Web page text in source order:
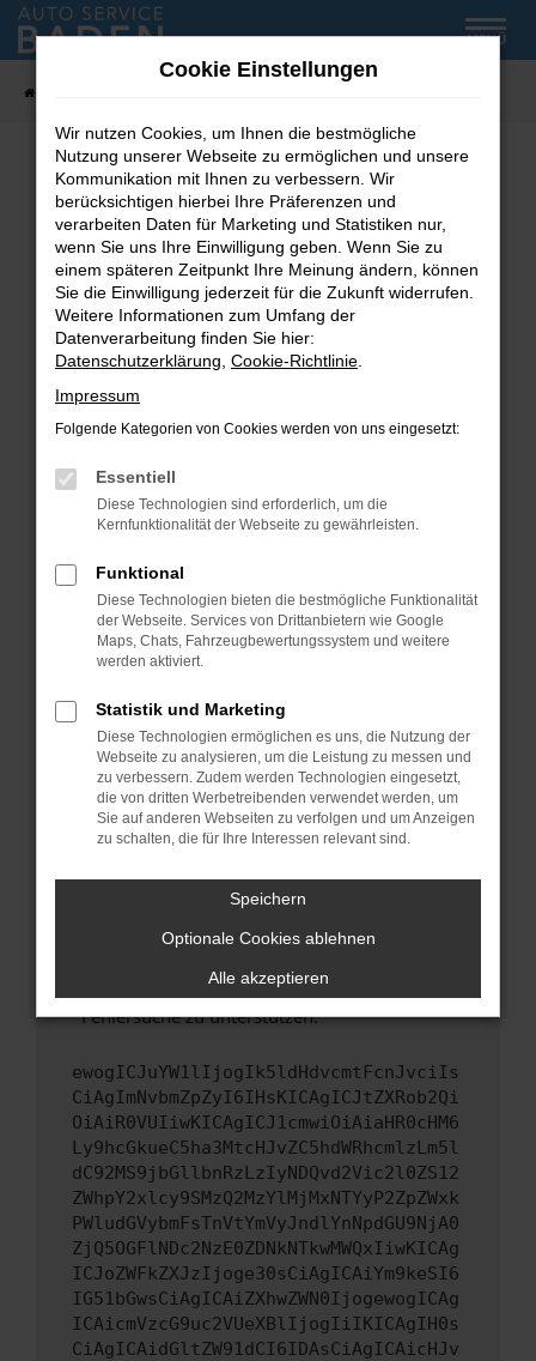
Zum
Hauptinhalt
MENÜ
Fehler: Network Error
Beim Laden ist ein Fehler aufgetreten.
Hier sind ein paar Tipps, die dir helfen können:
Überprüfe deine Firewall und deine
Internetverbindung.
Laden andere Webseiten, zum Beispiel deine
Suchmaschine?
Prüfe deine Browsererweiterungen.
können das Laden bestimmter Seiten
verhindern. Funktioniert die Seite in einem
Fenster?
Starte dein Gerät neu.
Das kann manchmal helfen, vorübergehende
Probleme zu beheben.
Betriebssystem auf dem neuesten Stand
sind.
Veraltete Software birgt nicht nur ein
Sicherheitsrisiko, sondern kann auch dazu
führen, dass bestimmte Funktionen nicht mehr
unterstützt werden.
Wende dich an den Webseitenbetreiber.
Wenn du alle oben genannten Schritte versucht
hast, kontaktiere uns bitte. Wir werden
uns diesen Text schicken, um uns bei der
Fehlersuche zu unterstützen:
ewogICJuYW1lIjogIk5ldHdvcmtFcnJvciIs
CiAgImNvbmZpZyI6IHsKICAgICJtZXRob2Qi
OiAiR0VUIiwKICAgICJ1cmwiOiAiaHR0cHM6
Ly9hcGkueC5ha3MtcHJvZC5hdWRhcmlzLm5l
dC92MS9jbGllbnRzLzIyNDQvd2Vic2l0ZS12
ZWhpY2xlcy9SMzQ2MzYlMjMxNTYyP2ZpZWxk
PWludGVybmFsTnVtYmVyJndlYnNpdGU9NjA0
ZjQ5OGFlNDc2NzE0ZDNkNTkwMWQxIiwKICAg
ICJoZWFkZXJzIjoge30sCiAgICAiYm9keSI6
IG51bGwsCiAgICAiZXhwZWN0IjogewogICAg
ICAicmVzcG9uc2VUeXBlIjogIiIKICAgIH0s
CiAgICAidGltZW91dCI6IDAsCiAgICAicHJv
Cookie Einstellungen
Wir nutzen Cookies, um Ihnen die bestmögliche
Nutzung unserer Webseite zu ermöglichen und unsere
Kommunikation mit Ihnen zu verbessern. Wir
berücksichtigen hierbei Ihre Präferenzen und
verarbeiten Daten für Marketing und Statistiken nur,
wenn Sie uns Ihre Einwilligung geben. Wenn Sie zu
einem späteren Zeitpunkt Ihre Meinung ändern, können
Sie die Einwilligung jederzeit für die Zukunft widerrufen.
Weitere Informationen zum Umfang der
Datenverarbeitung finden Sie hier:
Datenschutzerklärung Cookie-Richtlinie
Impressum
Folgende Kategorien von Cookies werden von uns eingesetzt:
Essentiell
Diese Technologien sind erforderlich, um die
Kernfunktionalität der Webseite zu gewährleisten.
Funktional
Diese Technologien bieten die bestmögliche Funktionalität
der Webseite. Services von Drittanbietern wie Google
Maps, Chats, Fahrzeugbewertungssystem und weitere
werden aktiviert.
Statistik und Marketing
Diese Technologien ermöglichen es uns, die Nutzung der
Webseite zu analysieren, um die Leistung zu messen und
zu verbessern. Zudem werden Technologien eingesetzt,
die von dritten Werbetreibenden verwendet werden, um
Sie auf anderen Webseiten zu verfolgen und um Anzeigen
zu schalten, die für Ihre Interessen relevant sind.
Speichern
Optionale Cookies ablehnen
Alle akzeptieren